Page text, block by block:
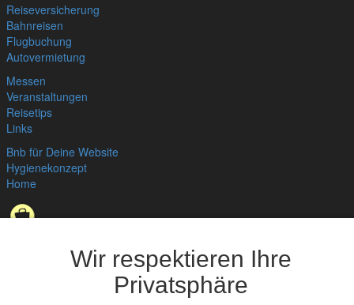
Wir respektieren Ihre
Privatsphäre
Reiseversicherung
Bahnreisen
Flugbuchung
Autovermietung
Messen
Veranstaltungen
Reisetips
Links
Bnb für Deine Website
Hygienekonzept
Home